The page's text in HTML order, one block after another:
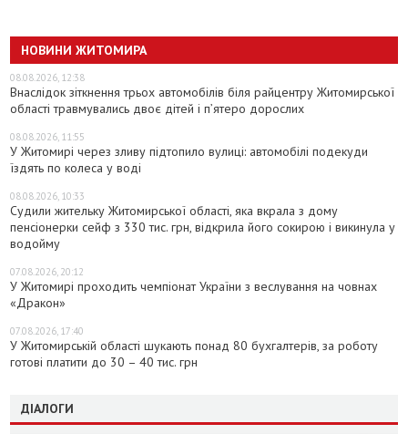
НОВИНИ ЖИТОМИРА
08.08.2026, 12:38
Внаслідок зіткнення трьох автомобілів біля райцентру Житомирської
області травмувались двоє дітей і пʼятеро дорослих
08.08.2026, 11:55
У Житомирі через зливу підтопило вулиці: автомобілі подекуди
їздять по колеса у воді
08.08.2026, 10:33
Судили жительку Житомирської області, яка вкрала з дому
пенсіонерки сейф з 330 тис. грн, відкрила його сокирою і викинула у
водойму
07.08.2026, 20:12
У Житомирі проходить чемпіонат України з веслування на човнах
«Дракон»
07.08.2026, 17:40
У Житомирській області шукають понад 80 бухгалтерів, за роботу
готові платити до 30 – 40 тис. грн
ДІАЛОГИ